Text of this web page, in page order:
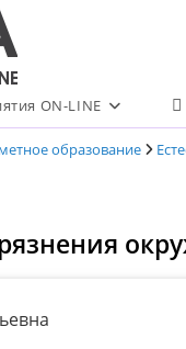
ON-LINE
образование